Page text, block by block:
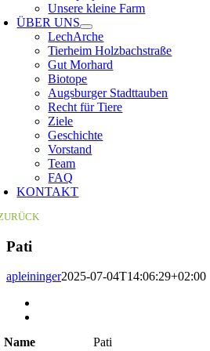
Unsere kleine Farm
ÜBER UNS
LechArche
Tierheim Holzbachstraße
Gut Morhard
Biotope
Augsburger Stadttauben
Recht für Tiere
Ziele
Geschichte
Vorstand
Team
FAQ
KONTAKT
Pati
apleininger2025-07-04T14:06:29+02:00
Name
Pati